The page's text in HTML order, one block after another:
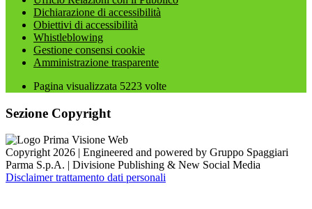
Dichiarazione di accessibilità
Obiettivi di accessibilità
Whistleblowing
Gestione consensi cookie
Amministrazione trasparente
Pagina visualizzata 5223 volte
Sezione Copyright
Copyright 2026 | Engineered and powered by Gruppo Spaggiari
Parma S.p.A. | Divisione Publishing & New Social Media
Disclaimer trattamento dati personali